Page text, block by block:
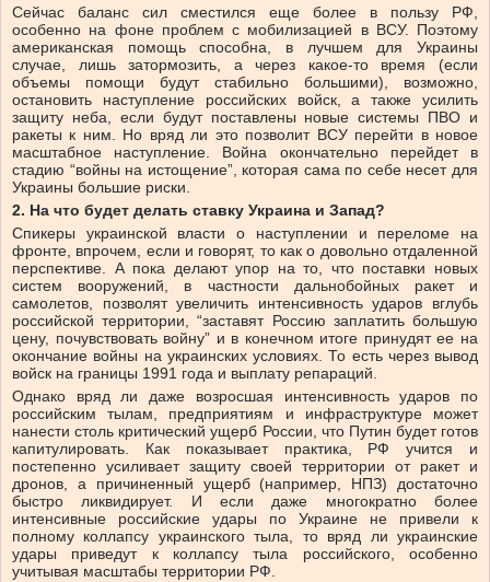
Сейчас баланс сил сместился еще более в пользу РФ,
особенно на фоне проблем с мобилизацией в ВСУ. Поэтому
американская помощь способна, в лучшем для Украины
случае, лишь затормозить, а через какое-то время (если
объемы помощи будут стабильно большими), возможно,
остановить наступление российских войск, а также усилить
защиту неба, если будут поставлены новые системы ПВО и
ракеты к ним. Но вряд ли это позволит ВСУ перейти в новое
масштабное наступление. Война окончательно перейдет в
стадию “войны на истощение”, которая сама по себе несет для
Украины большие риски.
2. На что будет делать ставку Украина и Запад?
Спикеры украинской власти о наступлении и переломе на
фронте, впрочем, если и говорят, то как о довольно отдаленной
перспективе. А пока делают упор на то, что поставки новых
систем вооружений, в частности дальнобойных ракет и
самолетов, позволят увеличить интенсивность ударов вглубь
российской территории, “заставят Россию заплатить большую
цену, почувствовать войну” и в конечном итоге принудят ее на
окончание войны на украинских условиях. То есть через вывод
войск на границы 1991 года и выплату репараций.
Однако вряд ли даже возросшая интенсивность ударов по
российским тылам, предприятиям и инфраструктуре может
нанести столь критический ущерб России, что Путин будет готов
капитулировать. Как показывает практика, РФ учится и
постепенно усиливает защиту своей территории от ракет и
дронов, а причиненный ущерб (например, НПЗ) достаточно
быстро ликвидирует. И если даже многократно более
интенсивные российские удары по Украине не привели к
полному коллапсу украинского тыла, то вряд ли украинские
удары приведут к коллапсу тыла российского, особенно
учитывая масштабы территории РФ.